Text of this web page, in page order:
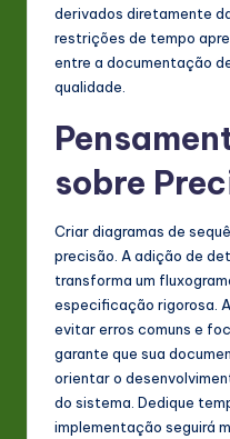
derivados diretamente
restrições de tempo
entre a documentação
qualidade.
sobre
Criar diagramas de
precisão. A adição de
transforma um
especificação rigorosa.
evitar erros comuns e
garante que sua
orientar o
do sistema. Dedique
implementação seguirá